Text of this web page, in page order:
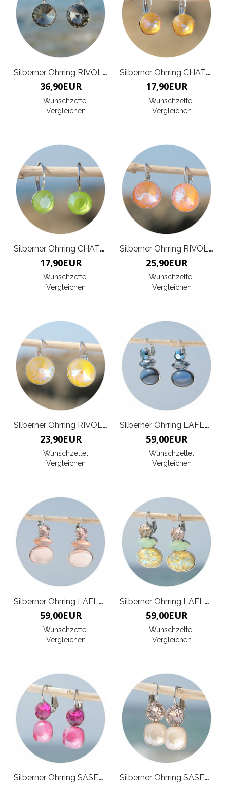
Silberner Ohrring RIVOLIE X
36,90EUR
Wunschzettel
Vergleichen
Silberner Ohrring CHATON
17,90EUR
Wunschzettel
Vergleichen
Silberner Ohrring CHATON
17,90EUR
Wunschzettel
Vergleichen
Silberner Ohrring RIVOLI G
25,90EUR
Wunschzettel
Vergleichen
Silberner Ohrring RIVOLI K
23,90EUR
Wunschzettel
Vergleichen
Silberner Ohrring LAFLEUR
59,00EUR
Wunschzettel
Vergleichen
Silberner Ohrring LAFLEUR
59,00EUR
Wunschzettel
Vergleichen
Silberner Ohrring LAFLEUR
59,00EUR
Wunschzettel
Vergleichen
Silberner Ohrring SASERRA Silberner Ohrring SASERRA